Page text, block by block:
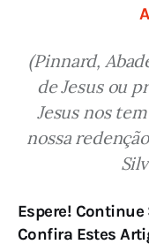
(Pinnard,
de Jesus ou
Jesus nos
nossa
Espere!
Confira Estes